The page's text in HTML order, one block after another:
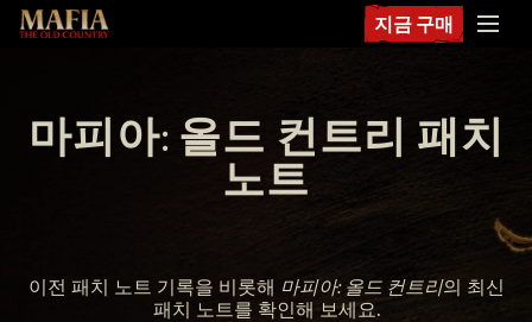
지금 구매
마피아: 올드 컨트리 패치
노트
이전 패치 노트 기록을 비롯해 마피아: 올드 컨트리의 최신
패치 노트를 확인해 보세요.